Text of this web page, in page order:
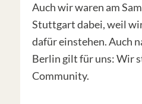
Auch wir waren am
Stuttgart dabei, weil
dafür einstehen. Auch
Berlin gilt für uns: Wir
Community.